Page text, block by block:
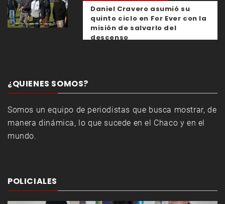
Daniel Cravero asumió su
quinto ciclo en For Ever con la
misión de salvarlo del
descenso
¿QUIENES SOMOS?
Somos un equipo de periodistas que busca mostrar, de
manera dinámica, lo que sucede en el Chaco y en el
mundo.
POLICIALES